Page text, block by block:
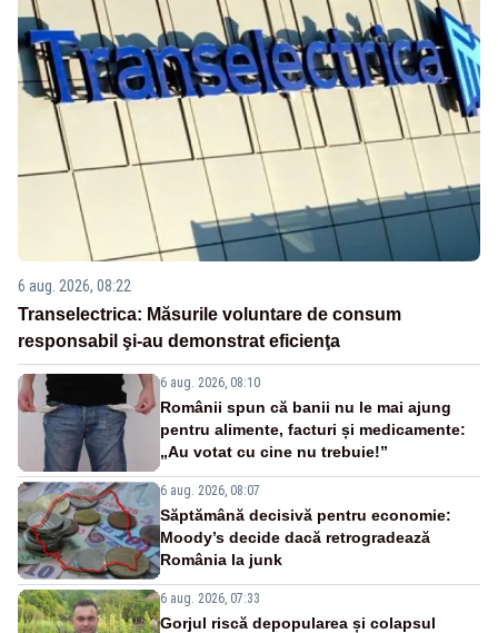
6 aug. 2026, 08:22
Transelectrica: Măsurile voluntare de consum
responsabil şi-au demonstrat eficienţa
6 aug. 2026, 08:10
Românii spun că banii nu le mai ajung
pentru alimente, facturi și medicamente:
„Au votat cu cine nu trebuie!”
6 aug. 2026, 08:07
Săptămână decisivă pentru economie:
Moody’s decide dacă retrogradează
România la junk
6 aug. 2026, 07:33
Gorjul riscă depopularea și colapsul